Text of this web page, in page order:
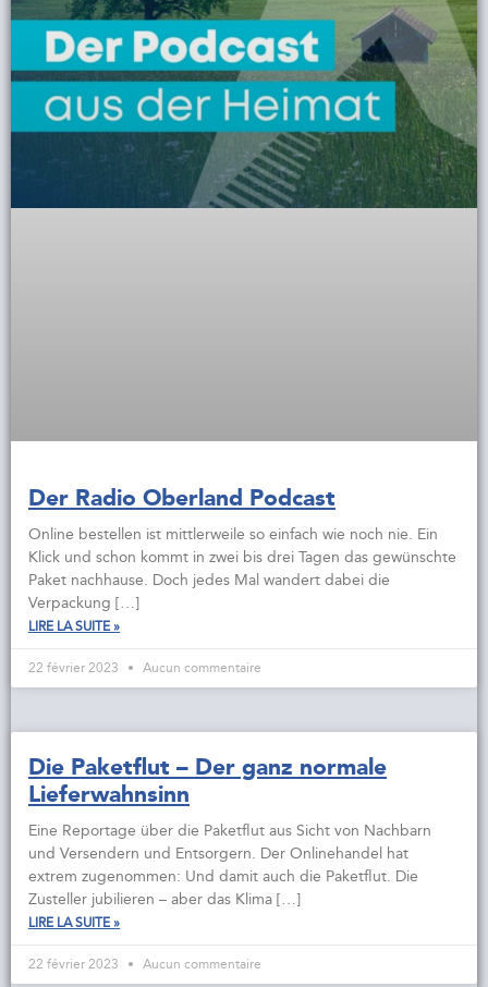
Der Radio Oberland Podcast
Online bestellen ist mittlerweile so einfach wie noch nie. Ein
Klick und schon kommt in zwei bis drei Tagen das gewünschte
Paket nachhause. Doch jedes Mal wandert dabei die
Verpackung […]
LIRE LA SUITE »
22 février 2023 Aucun commentaire
Die Paketflut – Der ganz normale
Lieferwahnsinn
Eine Reportage über die Paketflut aus Sicht von Nachbarn
und Versendern und Entsorgern. Der Onlinehandel hat
extrem zugenommen: Und damit auch die Paketflut. Die
Zusteller jubilieren – aber das Klima […]
LIRE LA SUITE »
22 février 2023 Aucun commentaire